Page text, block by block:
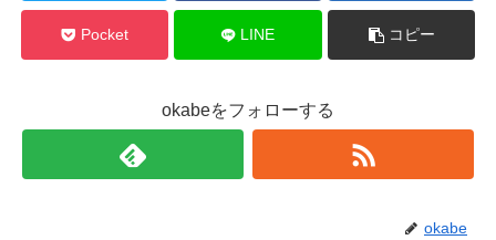
Pocket LINE コピー
okabeをフォローする
okabe